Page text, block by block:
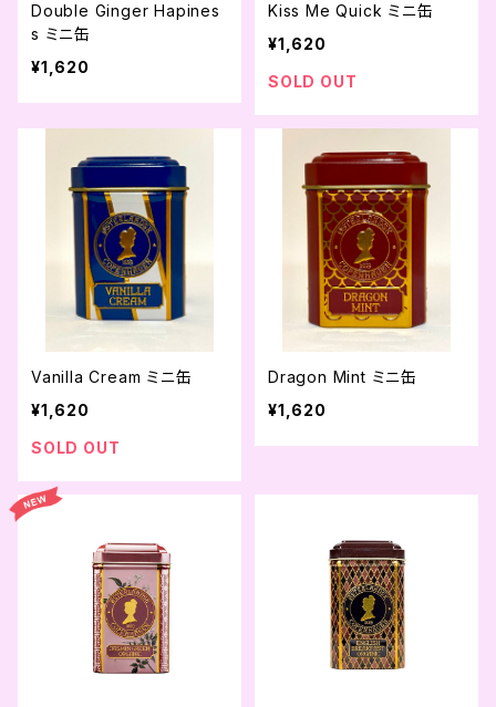
Double Ginger Hapines
s ミニ缶
¥1,620
Kiss Me Quick ミニ缶
¥1,620
SOLD OUT
Vanilla Cream ミニ缶
¥1,620
SOLD OUT
Dragon Mint ミニ缶
¥1,620